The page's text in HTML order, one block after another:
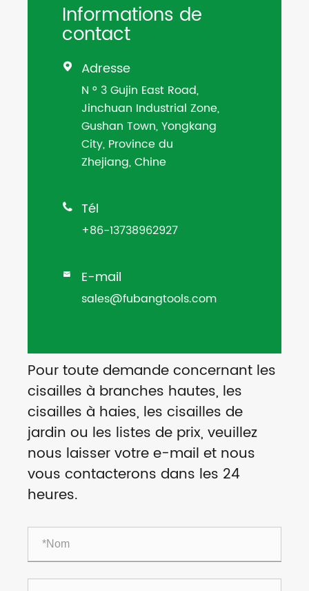
Informations de
contact
 Adresse
N ° 3 Gujin East Road,
Jinchuan Industrial Zone,
Gushan Town, Yongkang
City, Province du
Zhejiang, Chine
 Tél
+86-13738962927
 E-mail
sales@fubangtools.com
Pour toute demande concernant les
cisailles à branches hautes, les
cisailles à haies, les cisailles de
jardin ou les listes de prix, veuillez
nous laisser votre e-mail et nous
vous contacterons dans les 24
heures.